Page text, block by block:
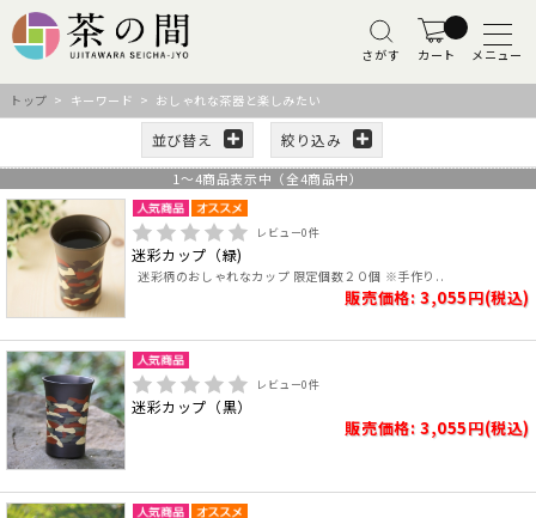
さがす カート メニュー
トップ > キーワード > おしゃれな茶器と楽しみたい
並び替え 絞り込み
1 ～4商品表示中（全4商品中）
レビュー0件
迷彩カップ（緑)
迷彩柄のおしゃれなカップ 限定個数２０個 ※手作り..
販売価格: 3,055円(税込)
レビュー0件
迷彩カップ（黒）
販売価格: 3,055円(税込)